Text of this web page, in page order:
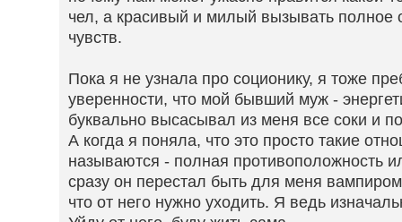
чел, а красивый и милый вызывать полное
чувств.
Пока я не узнала про соционику, я тоже
уверенности, что мой бывший муж -
буквально высасывал из меня все соки и
А когда я поняла, что это просто такие
называются - полная противоположность
сразу он перестал быть для меня
что от него нужно уходить. Я ведь